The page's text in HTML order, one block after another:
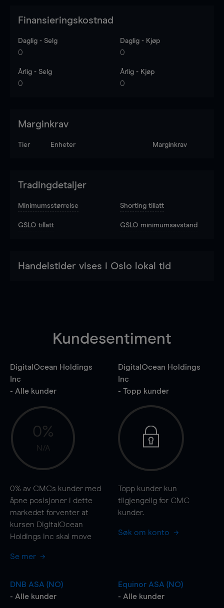
Finansieringskostnad
Daglig - Selg
0
Daglig - Kjøp
0
Årlig - Selg
0
Årlig - Kjøp
0
Marginkrav
Tier Enheter Marginkrav
Tradingdetaljer
Minimumsstørrelse Shorting tillatt
GSLO tillatt GSLO minimumsavstand
Handelstider vises i Oslo lokal tid
Kundesentiment
DigitalOcean Holdings
Inc
- Alle kunder
0%
N/A
0% av CMCs kunder med
åpne posisjoner i dette
markedet forventer at
kursen DigitalOcean
Holdings Inc skal move
Se mer
DigitalOcean Holdings
Inc
- Topp kunder
Topp kunder kun
tilgjengelig for CMC
kunder.
Søk om konto
DNB ASA (NO)
- Alle kunder
Equinor ASA (NO)
- Alle kunder